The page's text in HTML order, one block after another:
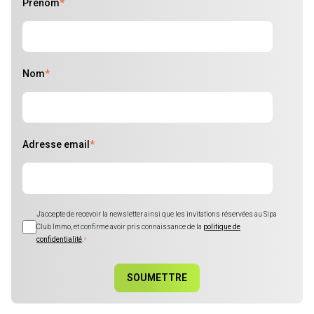
Prénom*
Nom*
Adresse email *
J'accepte de recevoir la newsletter ainsi que les invitations réservées au Sipa
Club Immo, et confirme avoir pris connaissance de la politique de
confidentialité*